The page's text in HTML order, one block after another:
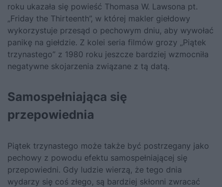
roku ukazała się powieść Thomasa W. Lawsona pt.
„Friday the Thirteenth”, w której makler giełdowy
wykorzystuje przesąd o pechowym dniu, aby wywołać
panikę na giełdzie. Z kolei seria filmów grozy „Piątek
trzynastego” z 1980 roku jeszcze bardziej wzmocniła
negatywne skojarzenia związane z tą datą.
Samospełniająca się
przepowiednia
Piątek trzynastego może także być postrzegany jako
pechowy z powodu efektu samospełniającej się
przepowiedni. Gdy ludzie wierzą, że tego dnia
wydarzy się coś złego, są bardziej skłonni zwracać